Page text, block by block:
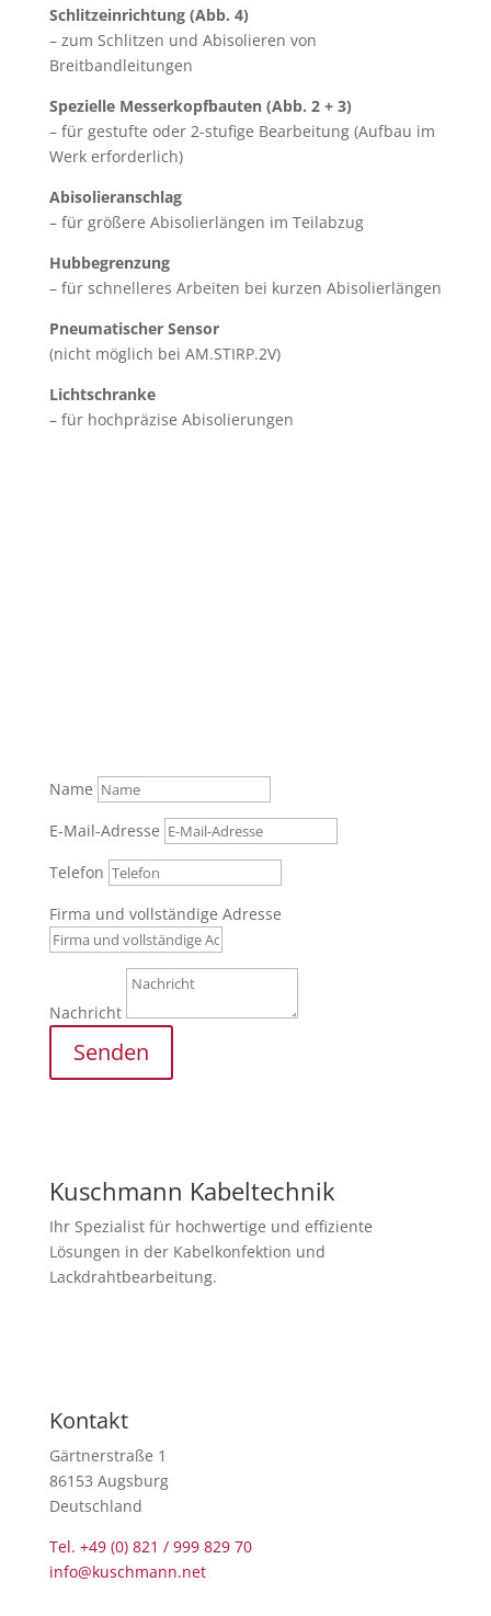
Schlitzeinrichtung (Abb. 4)
– zum Schlitzen und Abisolieren von
Breitbandleitungen
Spezielle Messerkopfbauten (Abb. 2 + 3)
– für gestufte oder 2-stufige Bearbeitung (Aufbau im
Werk erforderlich)
Abisolieranschlag
– für größere Abisolierlängen im Teilabzug
Hubbegrenzung
– für schnelleres Arbeiten bei kurzen Abisolierlängen
Pneumatischer Sensor
(nicht möglich bei AM.STIRP.2V)
Lichtschranke
– für hochpräzise Abisolierungen
Name
E-Mail-Adresse
Telefon
Firma und vollständige Adresse
Nachricht
Senden
Kuschmann Kabeltechnik
Ihr Spezialist für hochwertige und effiziente
Lösungen in der Kabelkonfektion und
Lackdrahtbearbeitung.
Kontakt
Gärtnerstraße 1
86153 Augsburg
Deutschland
Tel. +49 (0) 821 / 999 829 70
info@kuschmann.net